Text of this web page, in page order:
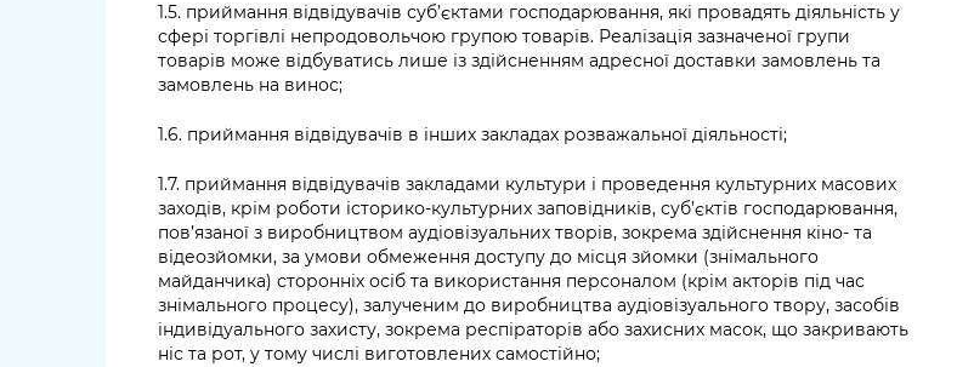
1.5. приймання відвідувачів суб’єктами господарювання, які провадять діяльність у
сфері торгівлі непродовольчою групою товарів. Реалізація зазначеної групи
товарів може відбуватись лише із здійсненням адресної доставки замовлень та
замовлень на винос;
1.6. приймання відвідувачів в інших закладах розважальної діяльності;
1.7. приймання відвідувачів закладами культури і проведення культурних масових
заходів, крім роботи історико-культурних заповідників, суб’єктів господарювання,
пов’язаної з виробництвом аудіовізуальних творів, зокрема здійснення кіно- та
відеозйомки, за умови обмеження доступу до місця зйомки (знімального
майданчика) сторонніх осіб та використання персоналом (крім акторів під час
знімального процесу), залученим до виробництва аудіовізуального твору, засобів
індивідуального захисту, зокрема респіраторів або захисних масок, що закривають
ніс та рот, у тому числі виготовлених самостійно;